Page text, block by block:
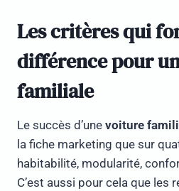
Les critères qui
différence pour
familiale
Le succès d’une voiture
la fiche marketing que sur
habitabilité, modularité,
C’est aussi pour cela que les